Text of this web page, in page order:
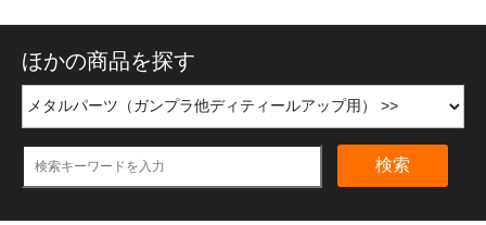
ほかの商品を探す
検索